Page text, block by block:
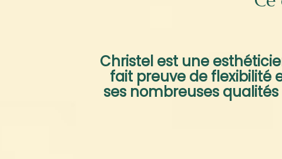
Christel est une
fait preuve de flexibilité
ses nombreuses